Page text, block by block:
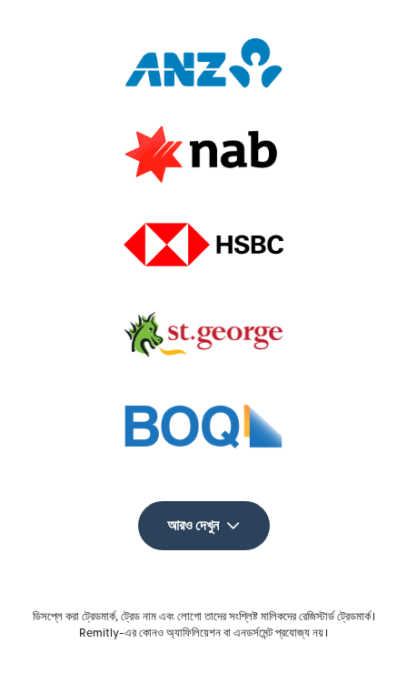
আরও দেখুন
ডিসপ্লে করা ট্রেডমার্ক, ট্রেড নাম এবং লোগো তাদের সংশ্লিষ্ট মালিকদের রেজিস্টার্ড ট্রেডমার্ক।
Remitly-এর কোনও অ্যাফিলিয়েশন বা এনডর্সমেন্ট প্রযোজ্য নয়।